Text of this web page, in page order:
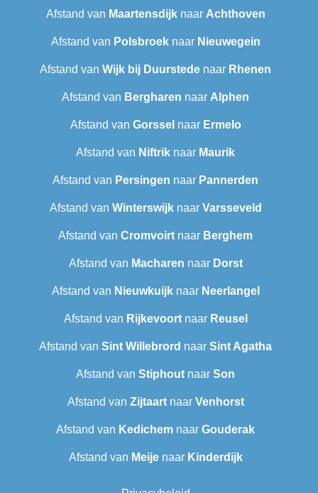
Afstand van Maartensdijknaar Achthoven
Afstand van Polsbroeknaar Nieuwegein
Afstand van Wijk bij Duurstede naar Rhenen
Afstand van Bergharen naar Alphen
Afstand van Gorssel naar Ermelo
Afstand van Niftrik naar Maurik
Afstand van Persingen naar Pannerden
Afstand van Winterswijknaar Varsseveld
Afstand van Cromvoirt naar Berghem
Afstand van Macharen naar Dorst
Afstand van Nieuwkuijknaar Neerlangel
Afstand van Rijkevoortnaar Reusel
Afstand van Sint Willebrord naar Sint Agatha
Afstand van Stiphout naar Son
Afstand van Zijtaartnaar Venhorst
Afstand van Kedichem naar Gouderak
Afstand van Meijenaar Kinderdijk